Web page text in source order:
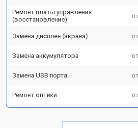
Ремонт платы управления
(восстановление)
Замена дисплея (экрана)
Замена аккумулятора
Замена USB порта
Ремонт оптики